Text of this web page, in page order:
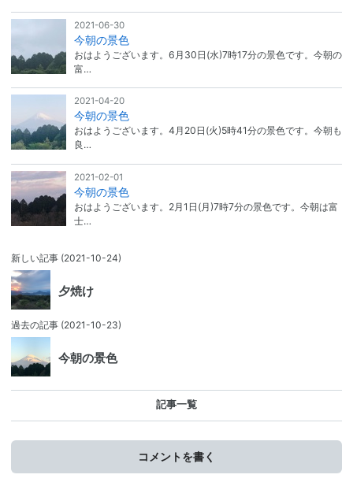
2021-06-30
今朝の景色
おはようございます。6月30日(水)7時17分の景色です。今朝の
富…
2021-04-20
今朝の景色
おはようございます。4月20日(火)5時41分の景色です。今朝も
良…
2021-02-01
今朝の景色
おはようございます。2月1日(月)7時7分の景色です。今朝は富
士…
新しい記事 (2021-10-24)
夕焼け
過去の記事 (2021-10-23)
今朝の景色
記事一覧
コメントを書く